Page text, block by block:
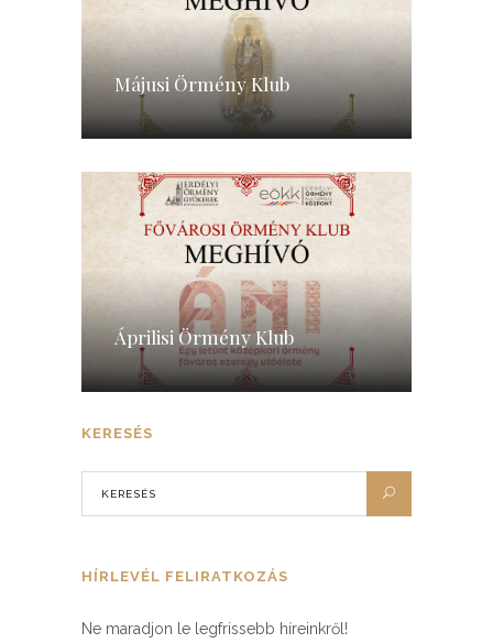
Májusi Örmény Klub
Áprilisi Örmény Klub
KERESÉS
HÍRLEVÉL FELIRATKOZÁS
Ne maradjon le legfrissebb híreinkről!